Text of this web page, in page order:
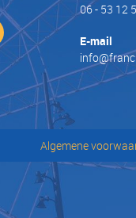
06 - 53 12
E-mail
Algemene